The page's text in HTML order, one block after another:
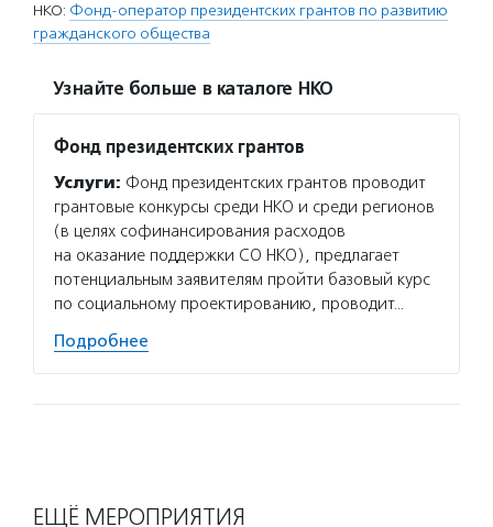
НКО: Фонд-оператор президентских грантов по развитию
гражданского общества
Узнайте больше в каталоге НКО
Фонд президентских грантов
Услуги: Фонд президентских грантов проводит
грантовые конкурсы среди НКО и среди регионов
(в целях софинансирования расходов
на оказание поддержки СО НКО), предлагает
потенциальным заявителям пройти базовый курс
по социальному проектированию, проводит…
Подробнее
ЕЩЁ МЕРОПРИЯТИЯ